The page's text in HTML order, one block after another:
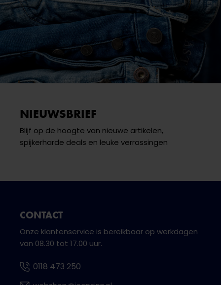
NIEUWSBRIEF
Blijf op de hoogte van nieuwe artikelen,
spijkerharde deals en leuke verrassingen
CONTACT
Onze klantenservice is bereikbaar op werkdagen
van 08.30 tot 17.00 uur.
0118 473 250